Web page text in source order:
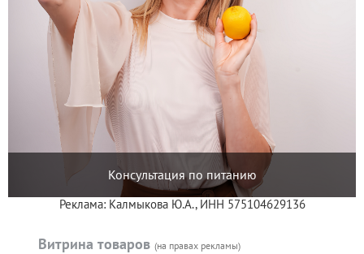
Консультация по питанию
Реклама: Калмыкова Ю.А., ИНН 575104629136
Витрина товаров (на правах рекламы)